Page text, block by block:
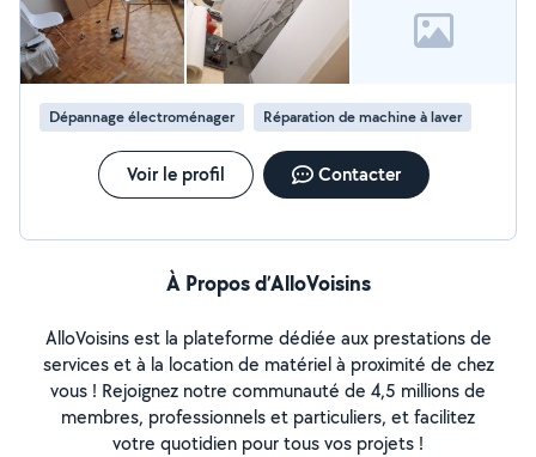
Dépannage électroménager Réparation de machine à laver
Voir le profil Contacter
À Propos d’AlloVoisins
AlloVoisins est la plateforme dédiée aux prestations de
services et à la location de matériel à proximité de chez
vous ! Rejoignez notre communauté de 4,5 millions de
membres, professionnels et particuliers, et facilitez
votre quotidien pour tous vos projets !